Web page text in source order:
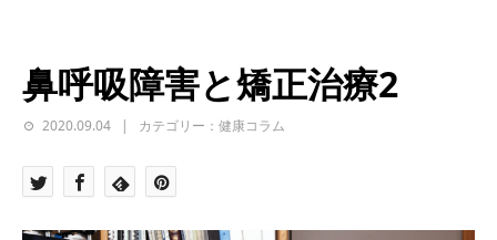
鼻呼吸障害と矯正治療2
2020.09.04 カテゴリー：健康コラム